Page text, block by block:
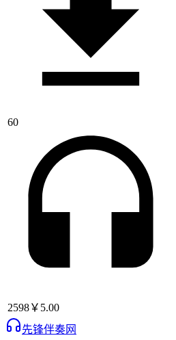
60
2598￥5.00
先锋伴奏网